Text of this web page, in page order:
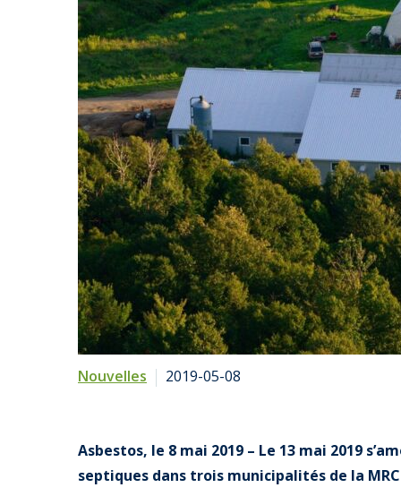
Nouvelles 2019-05-08
Asbestos, le 8 mai 2019 – Le 13 mai 2019
septiques dans trois municipalités de la